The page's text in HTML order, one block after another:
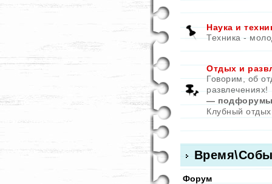
Наука и
Техника -
Отдых и
Говорим, об
развлечениях!
—
Клубный отдых
Форум